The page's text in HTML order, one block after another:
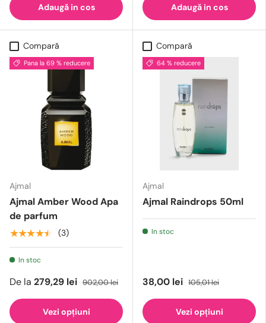
Adaugă in cos Adaugă in cos
Compară
Pana la 69 % reducere
Ajmal
Ajmal Amber Wood Apa
de parfum
★★★★★ (3)
In stoc
De la 279,29 lei 902,00 lei
Vezi opțiuni
Compară
64 % reducere
Ajmal
Ajmal Raindrops 50ml
In stoc
38,00 lei 105,01 lei
Vezi opțiuni